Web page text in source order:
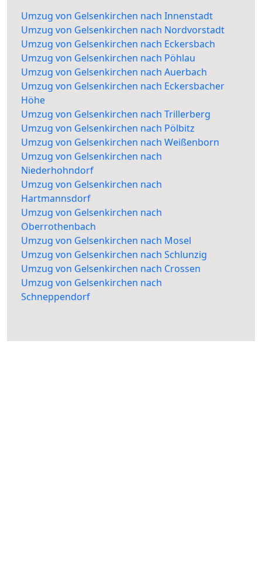
Umzug von Gelsenkirchen nach Innenstadt
Umzug von Gelsenkirchen nach Nordvorstadt
Umzug von Gelsenkirchen nach Eckersbach
Umzug von Gelsenkirchen nach Pöhlau
Umzug von Gelsenkirchen nach Auerbach
Umzug von Gelsenkirchen nach Eckersbacher
Höhe
Umzug von Gelsenkirchen nach Trillerberg
Umzug von Gelsenkirchen nach Pölbitz
Umzug von Gelsenkirchen nach Weißenborn
Umzug von Gelsenkirchen nach
Niederhohndorf
Umzug von Gelsenkirchen nach
Hartmannsdorf
Umzug von Gelsenkirchen nach
Oberrothenbach
Umzug von Gelsenkirchen nach Mosel
Umzug von Gelsenkirchen nach Schlunzig
Umzug von Gelsenkirchen nach Crossen
Umzug von Gelsenkirchen nach
Schneppendorf